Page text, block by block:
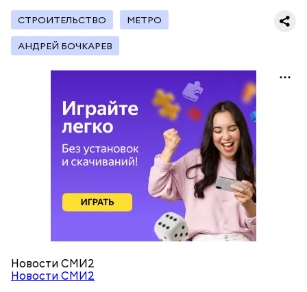
СТРОИТЕЛЬСТВО МЕТРО
АНДРЕЙ БОЧКАРЕВ
Новости СМИ2
Новости СМИ2